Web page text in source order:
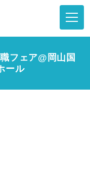
フェア@岡山国
ール